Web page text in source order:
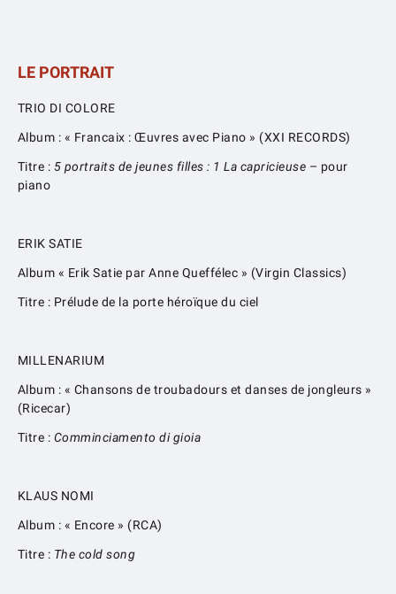
LE PORTRAIT
TRIO DI COLORE
Album : « Francaix : Œuvres avec Piano » (XXI RECORDS)
Titre : 5 portraits de jeunes filles : 1 La capricieuse – pour
piano
ERIK SATIE
Album « Erik Satie par Anne Queffélec » (Virgin Classics)
Titre : Prélude de la porte héroïque du ciel
MILLENARIUM
Album : « Chansons de troubadours et danses de jongleurs »
(Ricecar)
Titre : Comminciamento di gioia
KLAUS NOMI
Album : « Encore » (RCA)
Titre : The cold song